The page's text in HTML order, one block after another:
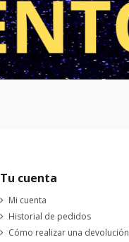
Tu cuenta
Mi cuenta
Historial de pedidos
Cómo realizar una devolución